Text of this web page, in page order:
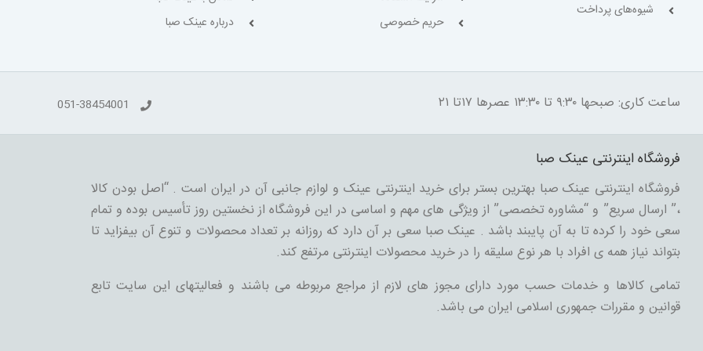
شیوه‌های پرداخت
حریم خصوصی
درباره عینک صبا
ساعت کاری: صبحها ۹:۳۰ تا ۱۳:۳۰ عصرها ۱۷تا ۲۱ 051-38454001
فروشگاه اینترنتی عینک صبا
فروشگاه اینترنتی عینک صبا بهترین بستر برای خرید اینترنتی عینک و لوازم جانبی آن در ایران است . “اصل بودن کالا
،” ارسال سریع” و “مشاوره تخصصی” از ویژگی های مهم و اساسی در این فروشگاه از نخستین روز تأسیس بوده و تمام
سعی خود را کرده تا به آن پایبند باشد . عینک صبا سعی بر آن دارد که روزانه بر تعداد محصولات و تنوع آن بیفزاید تا
بتواند نیاز همه ی افراد با هر نوع سلیقه را در خرید محصولات اینترنتی مرتفع کند.
تمامی کالاها و خدمات حسب مورد دارای مجوز های لازم از مراجع مربوطه می باشند و فعالیتهای این سایت تابع
قوانین و مقررات جمهوری اسلامی ایران می باشد.